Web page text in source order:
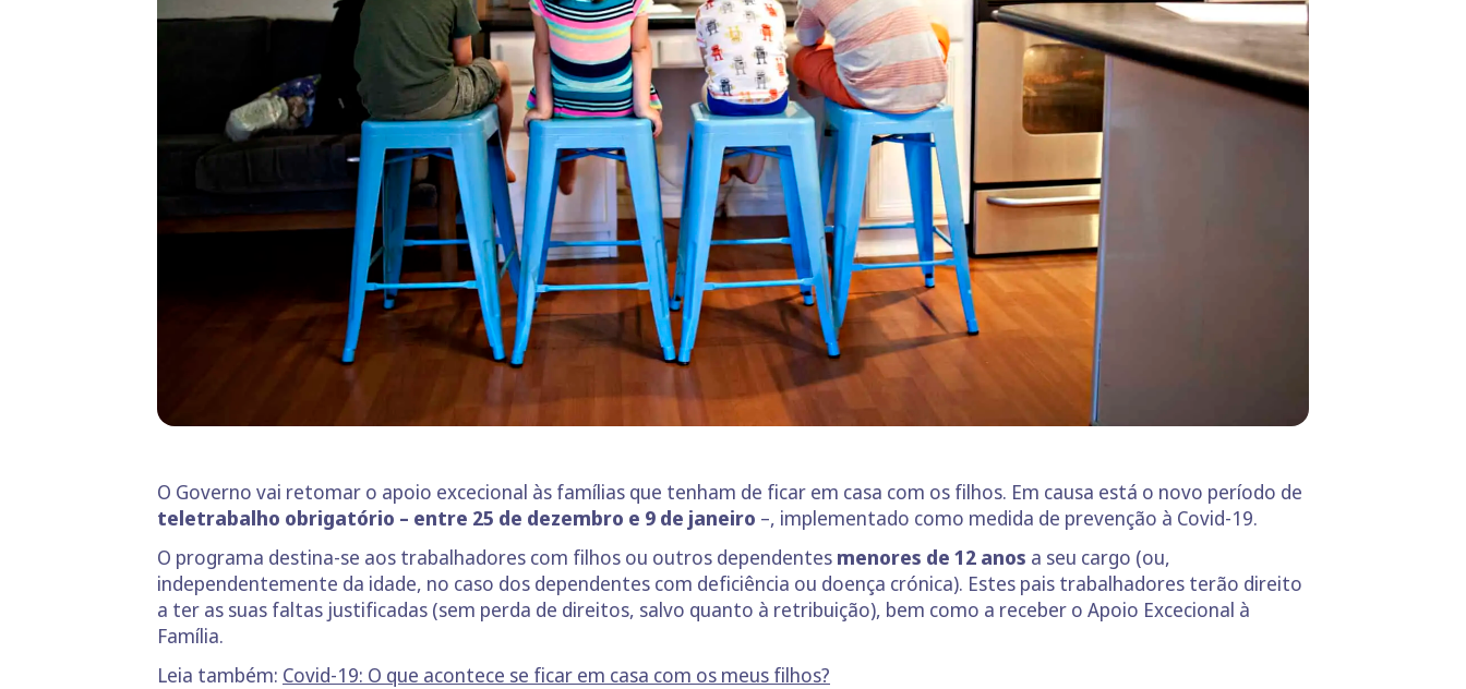
O Governo vai retomar o apoio excecional às famílias que tenham de ficar em casa com os filhos. Em causa está o novo período de
teletrabalho obrigatório – entre 25 de dezembro e 9 de janeiro –, implementado como medida de prevenção à Covid-19.
O programa destina-se aos trabalhadores com filhos ou outros dependentes menores de 12 anos a seu cargo (ou,
independentemente da idade, no caso dos dependentes com deficiência ou doença crónica). Estes pais trabalhadores terão direito
a ter as suas faltas justificadas (sem perda de direitos, salvo quanto à retribuição), bem como a receber o Apoio Excecional à
Família.
Leia também: Covid-19: O que acontece se ficar em casa com os meus filhos?